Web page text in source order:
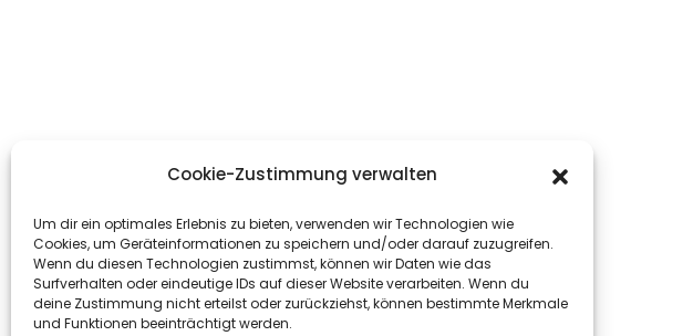
Cookie-Zustimmung verwalten
Um dir ein optimales Erlebnis zu bieten, verwenden wir Technologien wie
Cookies, um Geräteinformationen zu speichern und/oder darauf zuzugreifen.
Wenn du diesen Technologien zustimmst, können wir Daten wie das
Surfverhalten oder eindeutige IDs auf dieser Website verarbeiten. Wenn du
deine Zustimmung nicht erteilst oder zurückziehst, können bestimmte Merkmale
und Funktionen beeinträchtigt werden.